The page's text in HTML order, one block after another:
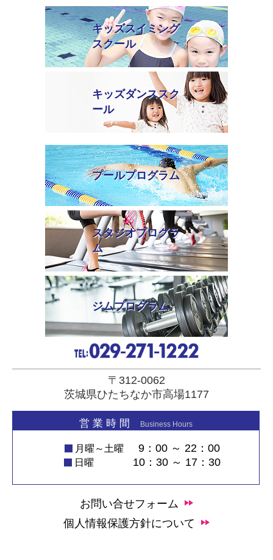
キッズスイミング
スクール
キッズダンススク
ール
プールプログラム
スタジオプログラ
ム
ジムプログラム
〒312-0062
茨城県ひたちなか市高場1177
営 業 時 間 Business Hours
月曜～土曜 9：00 ～ 22：00
日曜 10：30 ～ 17：30
お問い合せフォーム
個人情報保護方針について